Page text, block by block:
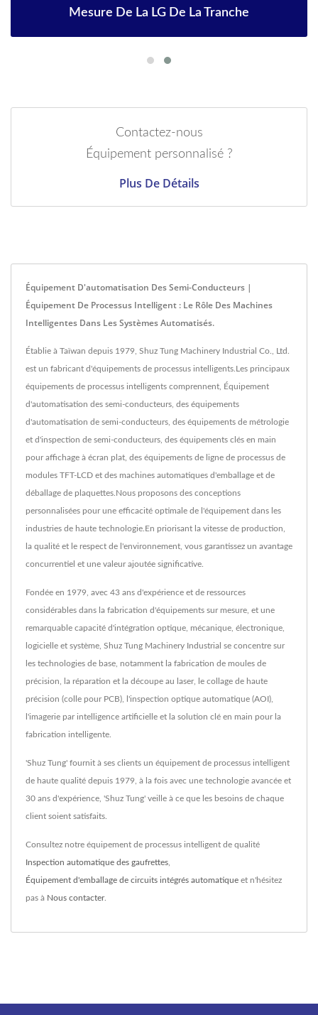
Mesure De La LG De La Tranche
Contactez-nous
Équipement personnalisé ?
Plus De Détails
Équipement D'automatisation Des Semi-Conducteurs |
Équipement De Processus Intelligent : Le Rôle Des Machines
Intelligentes Dans Les Systèmes Automatisés.
Établie à Taïwan depuis 1979, Shuz Tung Machinery Industrial Co., Ltd.
est un fabricant d'équipements de processus intelligents.Les principaux
équipements de processus intelligents comprennent, Équipement
d'automatisation des semi-conducteurs, des équipements
d'automatisation de semi-conducteurs, des équipements de métrologie
et d'inspection de semi-conducteurs, des équipements clés en main
pour affichage à écran plat, des équipements de ligne de processus de
modules TFT-LCD et des machines automatiques d'emballage et de
déballage de plaquettes.Nous proposons des conceptions
personnalisées pour une efficacité optimale de l'équipement dans les
industries de haute technologie.En priorisant la vitesse de production,
la qualité et le respect de l'environnement, vous garantissez un avantage
concurrentiel et une valeur ajoutée significative.
Fondée en 1979, avec 43 ans d'expérience et de ressources
considérables dans la fabrication d'équipements sur mesure, et une
remarquable capacité d'intégration optique, mécanique, électronique,
logicielle et système, Shuz Tung Machinery Industrial se concentre sur
les technologies de base, notamment la fabrication de moules de
précision, la réparation et la découpe au laser, le collage de haute
précision (colle pour PCB), l'inspection optique automatique (AOI),
l'imagerie par intelligence artificielle et la solution clé en main pour la
fabrication intelligente.
'Shuz Tung' fournit à ses clients un équipement de processus intelligent
de haute qualité depuis 1979, à la fois avec une technologie avancée et
30 ans d'expérience, 'Shuz Tung' veille à ce que les besoins de chaque
client soient satisfaits.
Consultez notre équipement de processus intelligent de qualité
Inspection automatique des gaufrettes
Équipement d'emballage de circuits intégrés automatique et n'hésitez
pas à Nous contacter.